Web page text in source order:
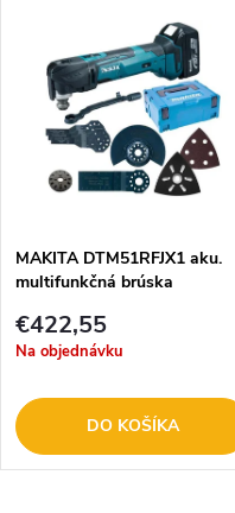
MAKITA DTM51RFJX1 aku.
multifunkčná brúska
€422,55
Na objednávku
DO KOŠÍKA